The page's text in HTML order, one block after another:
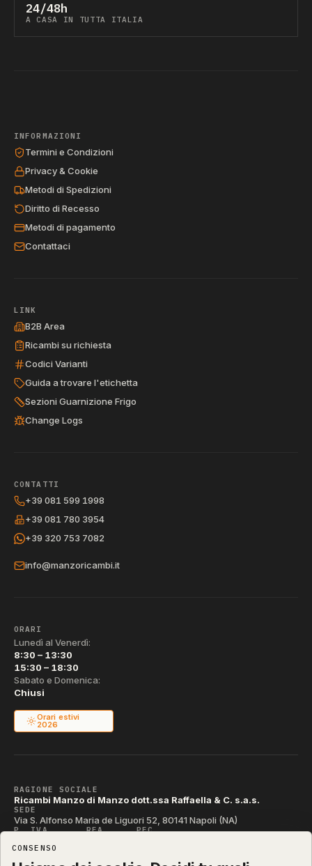
24/48h
A CASA IN TUTTA ITALIA
INFORMAZIONI
Termini e Condizioni
Privacy & Cookie
Metodi di Spedizioni
Diritto di Recesso
Metodi di pagamento
Contattaci
LINK
B2B Area
Ricambi su richiesta
Codici Varianti
Guida a trovare l'etichetta
Sezioni Guarnizione Frigo
Change Logs
CONTATTI
+39 081 599 1998
+39 081 780 3954
+39 320 753 7082
info@manzoricambi.it
ORARI
Lunedì al Venerdì:
8:30 – 13:30
15:30 – 18:30
Sabato e Domenica:
Chiusi
Orari estivi
2026
RAGIONE SOCIALE
Ricambi Manzo di Manzo dott.ssa Raffaella & C. s.a.s.
SEDE
Via S. Alfonso Maria de Liguori 52, 80141 Napoli (NA)
P. IVA REA PEC
CODICE SDI
T04ZHR3
CONSENSO